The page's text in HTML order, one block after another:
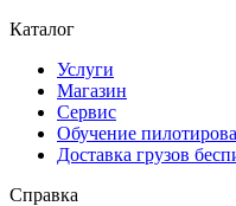
Каталог
Услуги
Магазин
Сервис
Обучение
Доставка грузов
Справка